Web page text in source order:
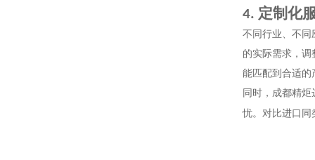
4. 定制化
不同行业、不同
的实际需求，
能匹配到合适的
同时，成都精
忧。对比进口同